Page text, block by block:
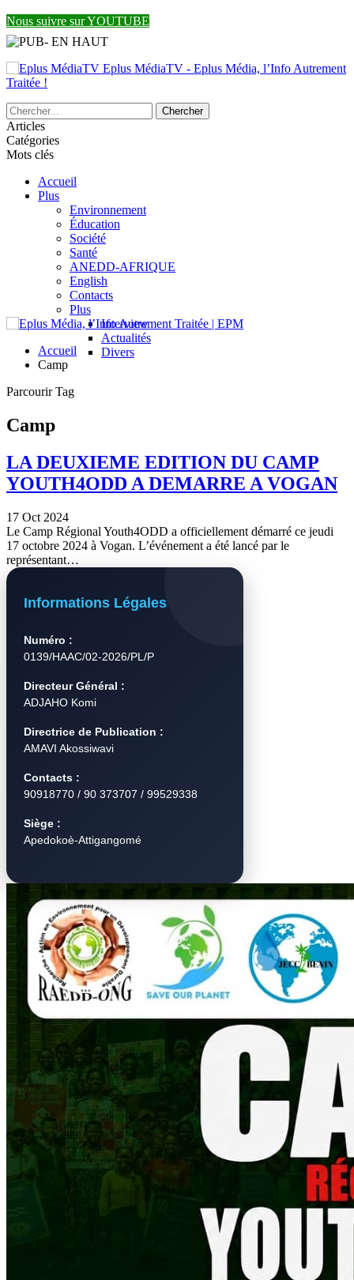
Nous suivre sur YOUTUBE
Eplus MédiaTV - Eplus Média, l’Info Autrement
Traitée !
Articles
Catégories
Mots clés
Accueil
Plus
Environnement
Éducation
Société
Santé
ANEDD-AFRIQUE
English
Contacts
Plus
Interview
Actualités
Divers
Accueil
Camp
Parcourir Tag
Camp
LA DEUXIEME EDITION DU CAMP
YOUTH4ODD A DEMARRE A VOGAN
17 Oct 2024
Le Camp Régional Youth4ODD a officiellement démarré ce jeudi
17 octobre 2024 à Vogan. L’événement a été lancé par le
représentant…
Informations Légales
Numéro :
0139/HAAC/02-2026/PL/P
Directeur Général :
ADJAHO Komi
Directrice de Publication :
AMAVI Akossiwavi
Contacts :
90918770 / 90 373707 / 99529338
Siège :
Apedokoè-Attigangomé